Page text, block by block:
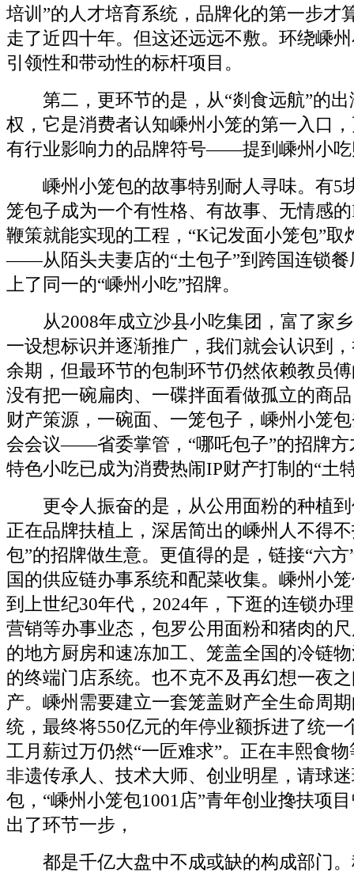
培训”的人才培育系统，品牌化的第一步才
走了近四十年。但这还远远不敷。环绕嵊
引领性和带动性的标杆项目。
第二，更环节的是，从“剡食远航”的出
权，它是消费者认知嵊州小笼的第一入口
有行业影响力的品牌符号——提到嵊州小吃
嵊州小笼包的故事特别耐人寻味。有5
笼包子成为一个有性格、有故事、无情感
鞭策就能实现的工程，“K记发面小笼包”取
——从陌头夫妻店的“土包子”到跨国连锁餐
上了同一的“嵊州小吃”招牌。
从2008年成立沙县小吃集团，富了家乡
一设想标识并逐渐推广，我们就会认识到
余期，但最环节的包制环节仍然依赖教员
没有把一碗扁肉、一碟拌面看做孤立的商
财产策源，一碗面、一笼包子，嵊州小笼
会会议——省委掌管，“哪吒包子”的招牌方
特色小吃已成为消费热闹IP财产打制的“土
更令人振奋的是，从公用面粉的种植到
正在品牌扶植上，深居简出的嵊州人不得
包”的招牌做生意。更值得的是，链接“六
国的供应链办事系统和配菜收集。嵊州小
到上世纪30年代，2024年，下逛的连锁办
营销等办事业态，包罗公用面粉和猪肉的
的地方厨房和速冻加工、笼盖全国的冷链
的终端门店系统。也不克不及再幻想一夜
产。嵊州需要建立一套笼盖财产全生命周
统，最终将550亿元的年停业额拆进了统一
工月薪过万仍然“一匠难求”。正在丰熙食
非遗传承人、技术大师、创业明星，请球
包，“嵊州小笼包1001店”青年创业搀扶项
出了环节一步，
都是千亿大盘中不成或缺的构成部门。